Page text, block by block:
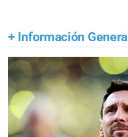
+ Información General